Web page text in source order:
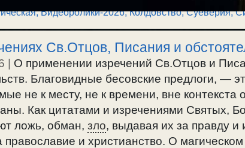
,Видеоролики-2026,Колдовство, Суеверия,
Св.Отцов, Писания и
| О применении изречений Св.Отцов и
Благовидные бесовские предлоги, —
не к месту, не к времени, вне контекста
Как цитатами и изречениями Святых,
ложь, обман, зло, выдавая их за правду и
православие и христианство. О